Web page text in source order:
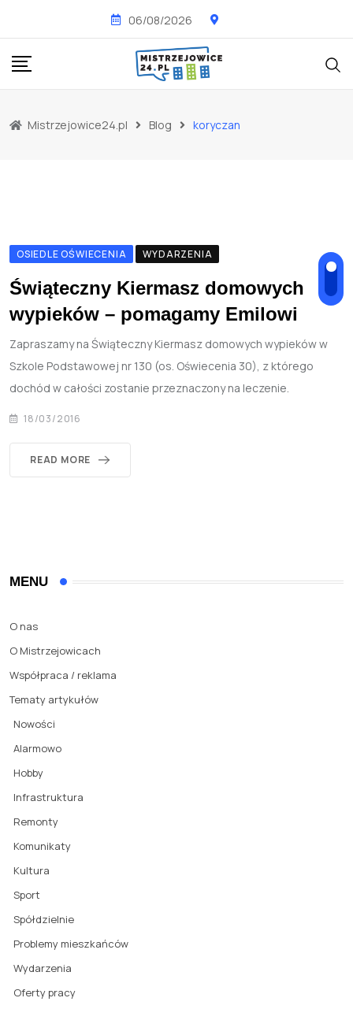
content
06/08/2026
Mistrzejowice24.pl Blog koryczan
OSIEDLE OŚWIECENIA WYDARZENIA
Świąteczny Kiermasz domowych
wypieków – pomagamy Emilowi
Zapraszamy na Świąteczny Kiermasz domowych wypieków w
Szkole Podstawowej nr 130 (os. Oświecenia 30), z którego
dochód w całości zostanie przeznaczony na leczenie.
18/03/2016
READ MORE
MENU
O nas
O Mistrzejowicach
Współpraca / reklama
Tematy artykułów
Nowości
Alarmowo
Hobby
Infrastruktura
Remonty
Komunikaty
Kultura
Sport
Spółdzielnie
Problemy mieszkańców
Wydarzenia
Oferty pracy